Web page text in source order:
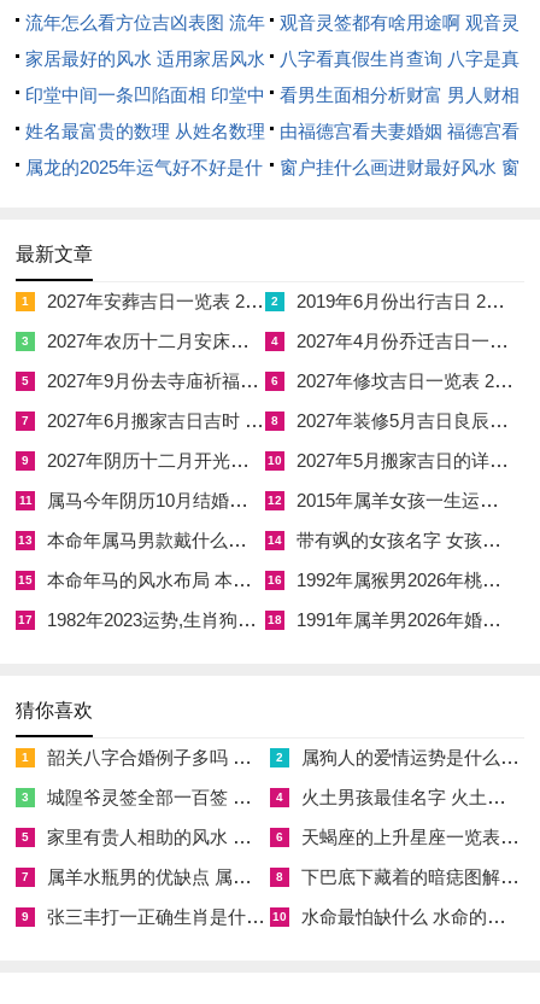
本命生肖属鼠之人恰值丙午岁子午正冲。冲太岁之年运程起伏甚
剧；属鼠者于此日作灶，子鼠与辰龙形成子辰半合水局，水势增
此时若于厨房西北方位安放祥安阁聚宝皆财。借西北乾宫金气生
水流通，既保灶火温煦之度，又制流年子午冲激之煞，使水火既
甲辰日辰戌相冲，若宅基坐戌向辰者不宜于此日修造动土，恐地
基之气与日辰冲撞而损及宅运，辰午之间又存在晦气之象，午为
太岁方，辰土盖午火则有掩其光明之嫌，作灶之时务必避开正南
四月丙午年作灶修造择吉精析
四月巳月巳为丙火之禄旺地。流月与本岁午火形成巳午半会火
局，火势炎炎至极；己巳日，己土坐巳火，巳中藏丙火戊土庚
值神玉堂黄道，玉堂主文昌贵气，择此日作灶则家中子弟学业精
化解之法为作灶时以银器一枚置于灶底。银属金可补庚金之不
足，使灶火炼金而金不伤，炊具耐用且菜肴鲜美，己巳日冲煞在
窝深陷是短命相吗
脸型男性
流年怎么看方位吉凶表图 流年
位置怎么看
观音灵签都有啥用途啊 观音灵
签全部签签词
家居最好的风水 适用家居风水
八字看真假生肖查询 八字是真
还是假
印堂中间一条凹陷面相 印堂中
间有条线沟好不好
看男生面相分析财富 男人财相
从哪里看
姓名最富贵的数理 从姓名数理
看富豪
由福德宫看夫妻婚姻 福德宫看
配偶生肖
属龙的2025年运气好不好是什
2025年属龙人的全年运势
窗户挂什么画进财最好风水 窗
最新文章
1 2027年安葬吉日一览表 2027年12月安葬吉日一览表 2 2019年6月份出行吉日 2027年6月出行吉日一览表
3 2027年农历十二月安床吉日 2027年正月安床吉日吉时查询 4 2027年4月份乔迁吉日一览表 2027年4月乔迁吉日吉时查询
5 2027年9月份去寺庙祈福的日子 2027年5月去寺庙吉日一览表 6 2027年修坟吉日一览表 2027年农历2月修坟吉日一览表
7 2027年6月搬家吉日吉时 2027年农历6月搬家吉日一览表 8 2027年装修5月吉日良辰查询表 2027年农历5月装修吉日一览表
9 2027年阴历十二月开光吉日 2027年12月开光吉日一览表 10 2027年5月搬家吉日的详细解释 2027年5月搬家吉日吉时查询
11 属马今年阴历10月结婚好吗 属马还有几年本命年结婚呢好吗 12 2015年属羊女孩一生运势 2015年属羊女2026年健康运好吗
13 本命年属马男款戴什么财神 本命年属马男士戴什么好一点 14 带有飒的女孩名字 女孩取名字带飒字有什么名字好听
15 本命年马的风水布局 本命年马的佛像怎么摆放 16 1992年属猴男2026年桃花运 1992年属猴男2026年感情运如何
17 1982年2023运势,生肖狗1982年2023运势 18 1991年属羊男2026年婚姻运势 1991年属羊男2026年感情运如何
猜你喜欢
1 韶关八字合婚例子多吗 韶关八字测风水 2 属狗人的爱情运势是什么意思 属狗的人爱情观
3 城隍爷灵签全部一百签 城隍爷灵签解签大全 4 火土男孩最佳名字 火土属性的字男孩名字有哪些
5 家里有贵人相助的风水 家里有贵人是什么意思 6 天蝎座的上升星座一览表 天蝎座的上升星座查询
7 属羊水瓶男的优缺点 属羊水瓶座男生性格爱情观 8 下巴底下藏着的暗痣图解 下巴尖底下有痣代表什么
9 张三丰打一正确生肖是什么意思 张三丰是指什么生肖 10 水命最怕缺什么 水命的人忌什么